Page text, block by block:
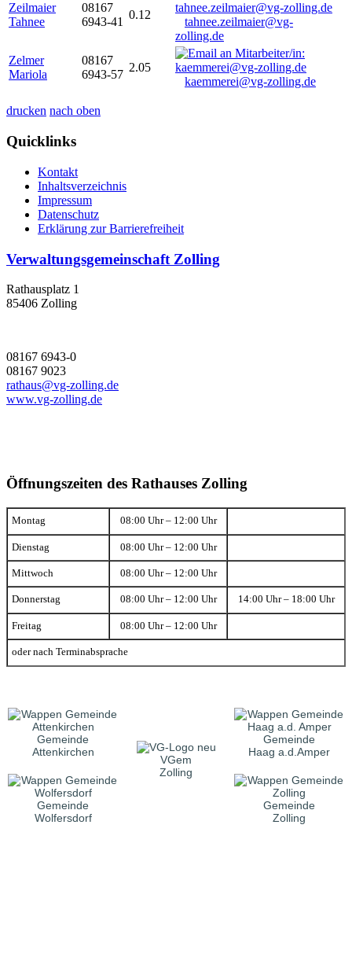
Zeilmaier
Tahnee
08167
6943-41
0.12
tahnee.zeilmaier@vg-
zolling.de
Zelmer
Mariola
08167
6943-57
2.05
kaemmerei@vg-zolling.de
drucken nach oben
Quicklinks
Kontakt
Inhaltsverzeichnis
Impressum
Datenschutz
Erklärung zur Barrierefreiheit
Verwaltungsgemeinschaft Zolling
Rathausplatz 1
85406 Zolling
08167 6943-0
08167 9023
rathaus@vg-zolling.de
www.vg-zolling.de
Öffnungszeiten des Rathauses Zolling
Montag 08:00 Uhr – 12:00 Uhr
Dienstag 08:00 Uhr – 12:00 Uhr
Mittwoch 08:00 Uhr – 12:00 Uhr
Donnerstag 08:00 Uhr – 12:00 Uhr 14:00 Uhr – 18:00 Uhr
Freitag 08:00 Uhr – 12:00 Uhr
oder nach Terminabsprache
Gemeinde
Attenkirchen
VGem
Zolling
Gemeinde
Haag a.d.Amper
Gemeinde
Wolfersdorf
Gemeinde
Zolling